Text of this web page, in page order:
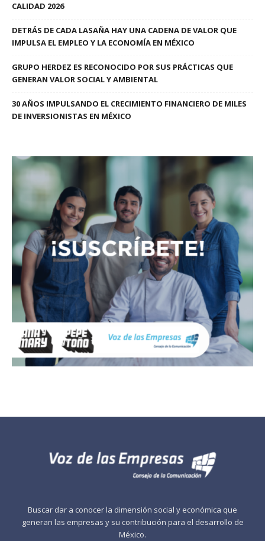
CALIDAD 2026
DETRÁS DE CADA LASAÑA HAY UNA CADENA DE VALOR QUE
IMPULSA EL EMPLEO Y LA ECONOMÍA EN MÉXICO
GRUPO HERDEZ ES RECONOCIDO POR SUS PRÁCTICAS QUE
GENERAN VALOR SOCIAL Y AMBIENTAL
30 AÑOS IMPULSANDO EL CRECIMIENTO FINANCIERO DE MILES
DE INVERSIONISTAS EN MÉXICO
Buscar dar a conocer la dimensión social y económica que
generan las empresas y su contribución para el desarrollo de
México.